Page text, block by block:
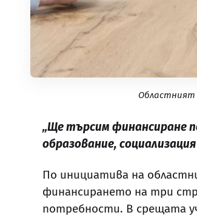
Областният
„Ще търсим финансиране
образование,
По инициатива на
финансирането на три
потребности. В срещата